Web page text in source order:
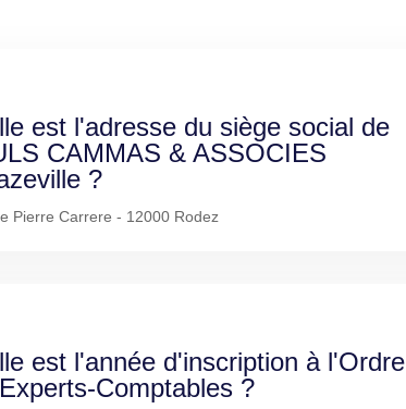
est l'adresse du siège social de
CAMMAS & ASSOCIES
?
Pierre Carrere - 12000 Rodez
est l'année d'inscription à l'Ordre
Comptables ?